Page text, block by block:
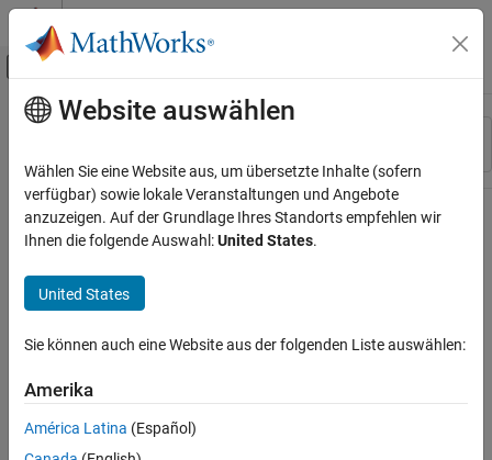
Weiter zum Inhalt
Umschaltung für Off-Canvas-
Ressource
Hauptinhalt
Website auswählen
Wählen Sie eine Website aus, um übersetzte Inhalte (sofern
verfügbar) sowie lokale Veranstaltungen und Angebote
anzuzeigen. Auf der Grundlage Ihres Standorts empfehlen wir
Ihnen die folgende Auswahl:United States.
United States
Sie können auch eine Website aus der folgenden Liste auswählen:
Amerika
América Latina (Español)